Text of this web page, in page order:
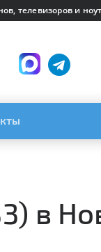
телевизоров и
в